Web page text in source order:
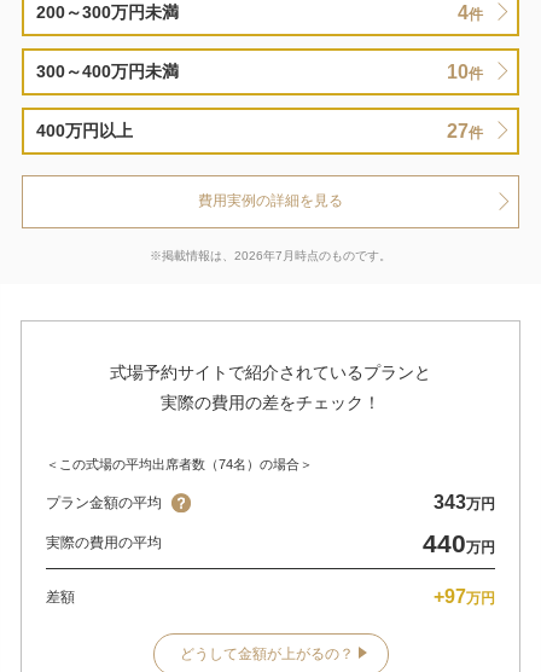
200～300万円未満 4件
300～400万円未満 10件
400万円以上 27件
費用実例の詳細を見る
※掲載情報は、2026年7月時点のものです。
式場予約サイトで紹介されているプランと
実際の費用の差をチェック！
＜この式場の平均出席者数（74名）の場合＞
プラン金額の平均 343万円
実際の費用の平均 440万円
差額 +97万円
どうして金額が上がるの？